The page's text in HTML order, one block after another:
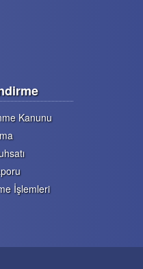
Kanunu
İşlemleri